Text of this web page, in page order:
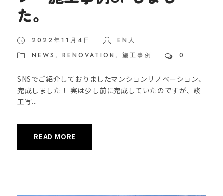
た。
2022年11月4日
EN人
NEWS , RENOVATION , 施工事例 0
SNSでご紹介しておりましたマンションリノベーション、
完成しました！ 実は少し前に完成していたのですが、竣
工写...
READ MORE